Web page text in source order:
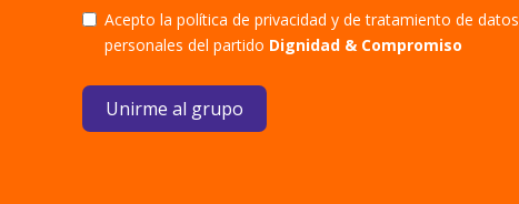
Acepto la política de privacidad y de tratamiento de datos
personales del partido Dignidad & Compromiso
Unirme al grupo